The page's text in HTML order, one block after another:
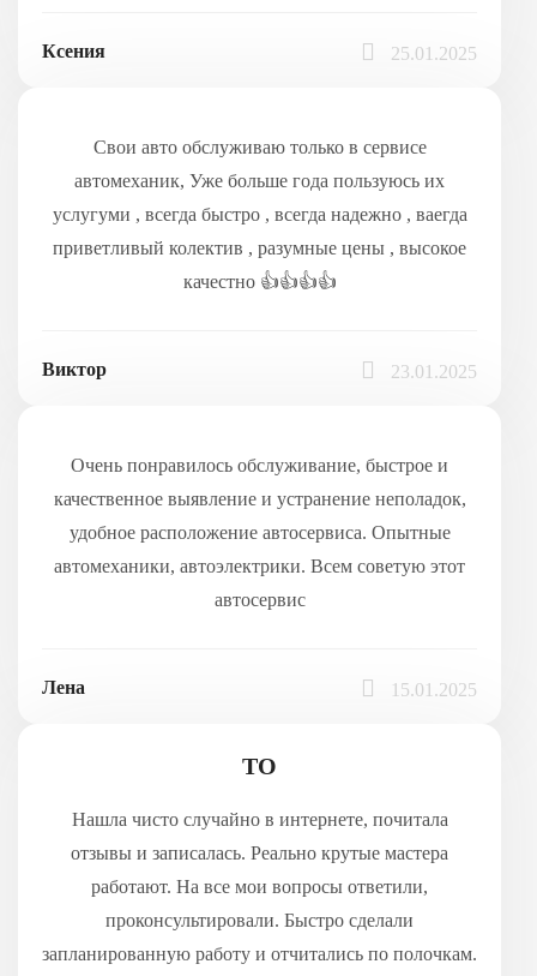
Ксения 25.01.2025
Свои авто обслуживаю только в сервисе
автомеханик, Уже больше года пользуюсь их
услугуми , всегда быстро , всегда надежно , ваегда
приветливый колектив , разумные цены , высокое
качестно 👍👍👍👍
Виктор 23.01.2025
Очень понравилось обслуживание, быстрое и
качественное выявление и устранение неполадок,
удобное расположение автосервиса. Опытные
автомеханики, автоэлектрики. Всем советую этот
автосервис
Лена 15.01.2025
ТО
Нашла чисто случайно в интернете, почитала
отзывы и записалась. Реально крутые мастера
работают. На все мои вопросы ответили,
проконсультировали. Быстро сделали
запланированную работу и отчитались по полочкам.